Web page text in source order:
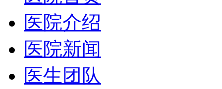
医院介绍
医院新闻
医生团队